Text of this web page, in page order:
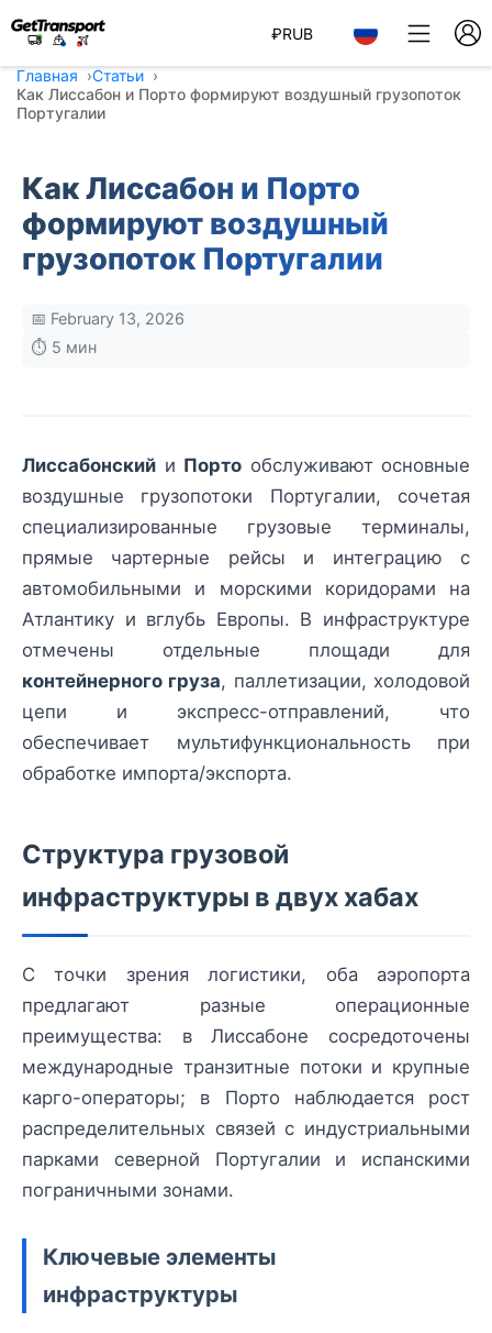
₽RUB
Главная
Статьи
Как Лиссабон и Порто формируют воздушный грузопоток
Португалии
Как Лиссабон и Порто
формируют воздушный
грузопоток Португалии
📅 February 13, 2026
⏱️ 5 мин
Лиссабонский и Порто обслуживают основные
воздушные грузопотоки Португалии, сочетая
специализированные грузовые терминалы,
прямые чартерные рейсы и интеграцию с
автомобильными и морскими коридорами на
Атлантику и вглубь Европы. В инфраструктуре
отмечены отдельные площади для
контейнерного груза, паллетизации, холодовой
цепи и экспресс-отправлений, что
обеспечивает мультифункциональность при
обработке импорта/экспорта.
Структура грузовой
инфраструктуры в двух хабах
С точки зрения логистики, оба аэропорта
предлагают разные операционные
преимущества: в Лиссабоне сосредоточены
международные транзитные потоки и крупные
карго-операторы; в Порто наблюдается рост
распределительных связей с индустриальными
парками северной Португалии и испанскими
пограничными зонами.
Ключевые элементы
инфраструктуры